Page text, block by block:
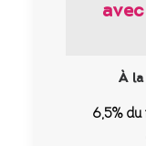
À
6,5%